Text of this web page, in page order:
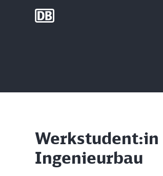
DB Group
Ingenieurbau